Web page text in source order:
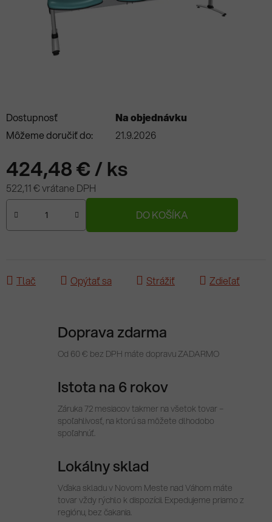
Dostupnosť
Na objednávku
Môžeme doručiť do:
21.9.2026
424,48 €/ ks
522,11 € vrátane DPH
DO KOŠÍKA
Tlač Opýtať sa Strážiť Zdieľať
Doprava zdarma
Od 60 € bez DPH máte dopravu ZADARMO
Istota na 6 rokov
Záruka 72 mesiacov takmer na všetok tovar –
spoľahlivosť, na ktorú sa môžete dlhodobo
spoľahnúť.
Lokálny sklad
Vďaka skladu v Novom Meste nad Váhom máte
tovar vždy rýchlo k dispozícii. Expedujeme priamo z
regiónu, bez čakania.